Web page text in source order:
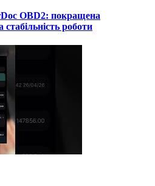
OBD2: покращена
стабільність роботи